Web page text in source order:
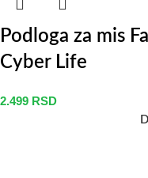
Podloga za mis
Cyber Life
2.499 RSD